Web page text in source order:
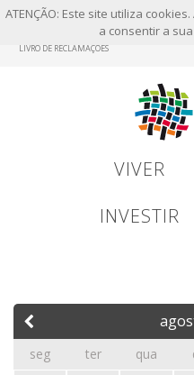
ATENÇÃO: Este site utiliza
a consentir a
LIVRO DE RECLAMAÇÕES
VIVER
INVESTIR
seg ter qua